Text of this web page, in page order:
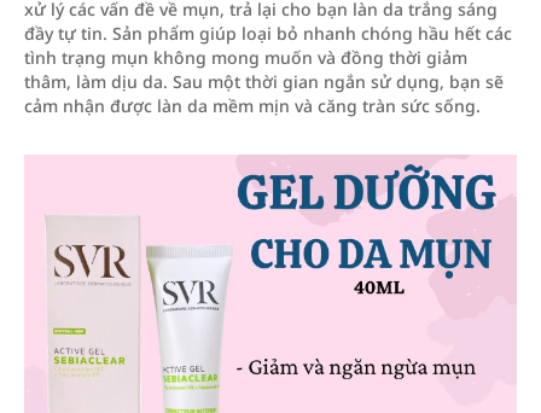
xử lý các vấn đề về mụn, trả lại cho bạn làn da trắng sáng
đầy tự tin. Sản phẩm giúp loại bỏ nhanh chóng hầu hết các
tình trạng mụn không mong muốn và đồng thời giảm
thâm, làm dịu da. Sau một thời gian ngắn sử dụng, bạn sẽ
cảm nhận được làn da mềm mịn và căng tràn sức sống.